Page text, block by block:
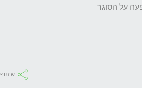
שיתוף